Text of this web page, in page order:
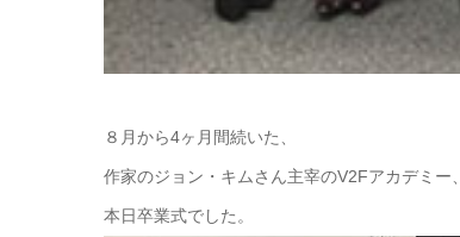
８月から4ヶ月間続いた、
作家のジョン・キムさん主宰のV2Fアカデミー、
本日卒業式でした。